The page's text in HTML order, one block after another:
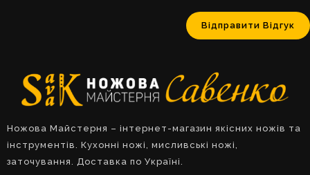
Відправити Відгук
Ножова Майстерня – інтернет-магазин якісних ножів та
інструментів. Кухонні ножі, мисливські ножі,
заточування. Доставка по Україні.